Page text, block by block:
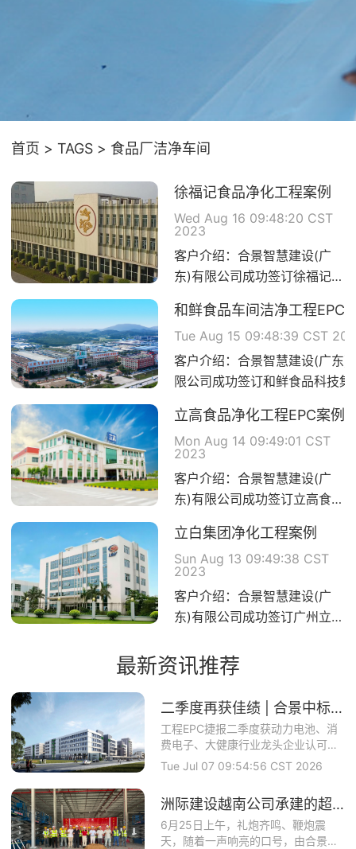
首页 TAGS 食品厂洁净车间
徐福记食品净化工程案例
Wed Aug 16 09:48:20 CST
2023
客户介绍：合景智慧建设(广
东)有限公司成功签订徐福记洁
和鲜食品车间洁净工程EPC
Tue Aug 15 09:48:39 CST
客户介绍：合景智慧建设(广东)
限公司成功签订和鲜食品科技集
立高食品净化工程EPC案例
Mon Aug 14 09:49:01 CST
2023
客户介绍：合景智慧建设(广
东)有限公司成功签订立高食品
项...
立白集团净化工程案例
Sun Aug 13 09:49:38 CST
2023
客户介绍：合景智慧建设(广
东)有限公司成功签订广州立白
建...
最新资讯推荐
二季度再获佳绩 | 合景中标上市公司博力威锂电（688345）项目
工程EPC捷报二季度获动力电池、消
费电子、大健康行业龙头企业认可合
景智慧建设攻坚...
Tue Jul 07 09:54:56 CST 2026
洲际建设越南公司承建的超大型食品基地正式开工
6月25日上午，礼炮齐鸣、鞭炮震
天，随着一声响亮的口号，由合景盛